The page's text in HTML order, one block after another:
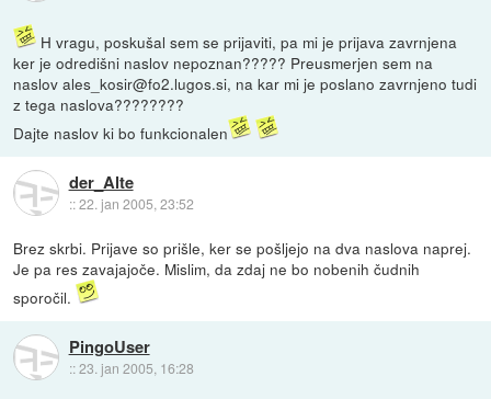
H vragu, poskušal sem se prijaviti, pa mi je prijava zavrnjena
ker je odredišni naslov nepoznan????? Preusmerjen sem na
naslov ales_kosir@fo2.lugos.si, na kar mi je poslano zavrnjeno tudi
z tega naslova????????
Dajte naslov ki bo funkcionalen
der_Alte
::22. jan 2005, 23:52
Brez skrbi. Prijave so prišle, ker se pošljejo na dva naslova naprej.
Je pa res zavajajoče. Mislim, da zdaj ne bo nobenih čudnih
sporočil.
PingoUser
::23. jan 2005, 16:28